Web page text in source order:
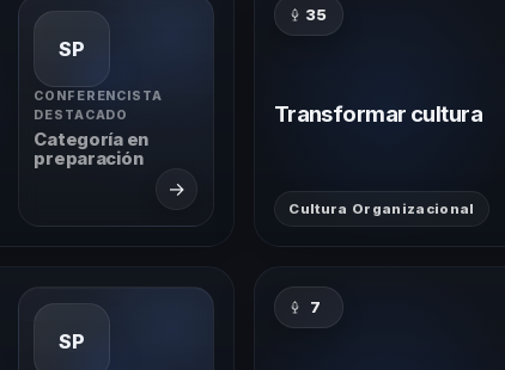
SP
CONFERENCISTA
DESTACADO
Categoría en
preparación
→
35
Transformar cultura
Cultura Organizacional
SP
7